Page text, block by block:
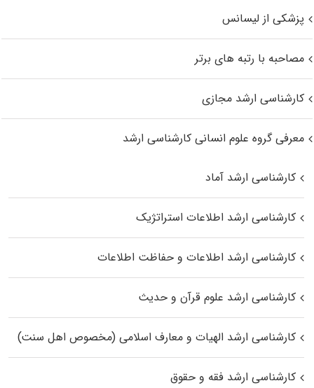
پزشکی از لیسانس
مصاحبه با رتبه های برتر
کارشناسی ارشد مجازی
معرفی گروه علوم انسانی کارشناسی ارشد
کارشناسی ارشد آماد
کارشناسی ارشد اطلاعات استراتژیک
کارشناسی ارشد اطلاعات و حفاظت اطلاعات
کارشناسی ارشد علوم قرآن و حدیث
کارشناسی ارشد الهیات و معارف اسلامی (مخصوص اهل سنت)
کارشناسی ارشد فقه و حقوق